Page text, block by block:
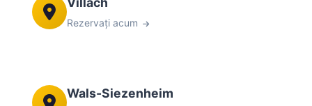
Rezervați acum
Wals-Siezenheim